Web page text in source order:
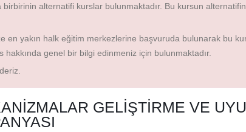
birbirinin alternatifi kurslar bulunmaktadır. Bu kursun
en yakın halk eğitim merkezlerine başvuruda bulunarak bu
hakkında genel bir bilgi edinmeniz için bulunmaktadır.
GELIŞTIRME VE